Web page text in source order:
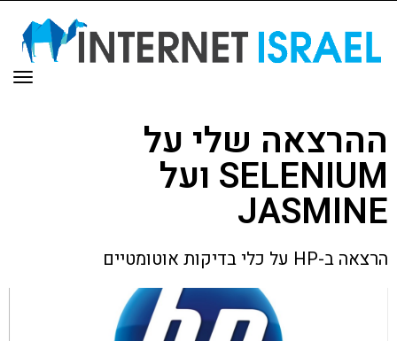
ההרצאה שלי על
SELENIUM ועל
JASMINE
הרצאה ב-HP על כלי בדיקות אוטומטיים